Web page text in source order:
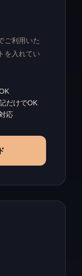
ご利用いた
を入れてい
だけでOK
応